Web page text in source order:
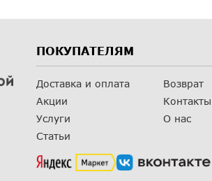
ПОКУПАТЕЛЯМ
Доставка и оплата
Акции
Услуги
Статьи
Возврат
Контакты
О нас